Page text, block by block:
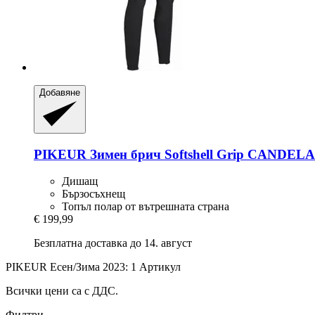
Добавяне
PIKEUR Зимен брич Softshell Grip
Дишащ
Бързосъхнещ
Топъл полар от вътрешната страна
€ 199,99
Безплатна доставка до 14. август
PIKEUR Есен/Зима 2023: 1 Артикул
Всички цени са с ДДС.